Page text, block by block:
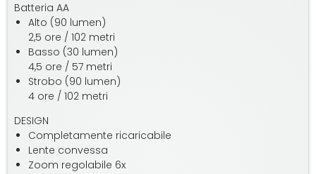
Batteria AA
Alto (90 lumen)
2,5 ore / 102 metri
Basso (30 lumen)
4,5 ore / 57 metri
Strobo (90 lumen)
4 ore / 102 metri
DESIGN
Completamente ricaricabile
Lente convessa
Zoom regolabile 6x